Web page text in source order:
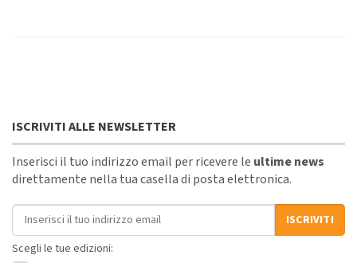
ISCRIVITI ALLE NEWSLETTER
Inserisci il tuo indirizzo email per ricevere le ultime news
direttamente nella tua casella di posta elettronica.
Indirizzo email
ISCRIVITI
Scegli le tue edizioni: